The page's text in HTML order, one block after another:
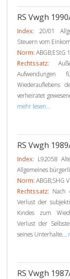
RS Vwgh
Index: 20/01
Steuern vom
Norm: ABGB;EStG
Rechtssatz:
Wiederauflebens
verheiratet
mehr lesen...
RS Vwgh
Index: L92058
Allgemeines
Norm: ABGB;SHG
Rechtssatz: Nach
Verlust der
Kindes zum
Verlust der
seines Unterhalte...
RS Vwgh